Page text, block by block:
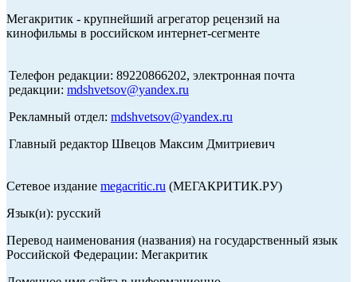
Мегакритик - крупнейший агрегатор рецензий на
кинофильмы в российском интернет-сегменте
Телефон редакции: 89220866202, электронная почта
редакции: mdshvetsov@yandex.ru
Рекламный отдел: mdshvetsov@yandex.ru
Главный редактор Швецов Максим Дмитриевич
Сетевое издание megacritic.ru (МЕГАКРИТИК.РУ)
Язык(и): русский
Перевод наименования (названия) на государственный язык
Российской Федерации: Мегакритик